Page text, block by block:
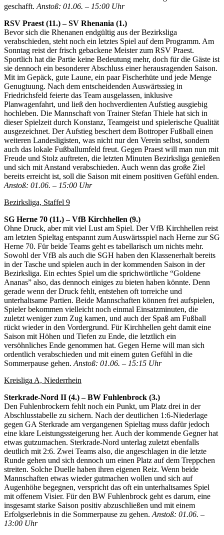
geschafft. Anstoß: 01.06. – 15:00 Uhr
RSV Praest (11.) – SV Rhenania (1.)
Bevor sich die Rhenanen endgültig aus der Bezirksliga
verabschieden, steht noch ein letztes Spiel auf dem Programm. Am
Sonntag reist der frisch gebackene Meister zum RSV Praest.
Sportlich hat die Partie keine Bedeutung mehr, doch für die Gäste ist
sie dennoch ein besonderer Abschluss einer herausragenden Saison.
Mit im Gepäck, gute Laune, ein paar Fischerhüte und jede Menge
Genugtuung. Nach dem entscheidenden Auswärtssieg in
Friedrichsfeld feierte das Team ausgelassen, inklusive
Planwagenfahrt, und ließ den hochverdienten Aufstieg ausgiebig
hochleben. Die Mannschaft von Trainer Stefan Thiele hat sich in
dieser Spielzeit durch Konstanz, Teamgeist und spielerische Qualität
ausgezeichnet. Der Aufstieg beschert dem Bottroper Fußball einen
weiteren Landesligisten, was nicht nur den Verein selbst, sondern
auch das lokale Fußballumfeld freut. Gegen Praest will man nun mit
Freude und Stolz auftreten, die letzten Minuten Bezirksliga genießen
und sich mit Anstand verabschieden. Auch wenn das große Ziel
bereits erreicht ist, soll die Saison mit einem positiven Gefühl enden.
Anstoß: 01.06. – 15:00 Uhr
Bezirksliga, Staffel 9
SG Herne 70 (11.) – VfB Kirchhellen (9.)
Ohne Druck, aber mit viel Lust am Spiel. Der VfB Kirchhellen reist
am letzten Spieltag entspannt zum Auswärtsspiel nach Herne zur SG
Herne 70. Für beide Teams geht es tabellarisch um nichts mehr.
Sowohl der VfB als auch die SGH haben den Klassenerhalt bereits
in der Tasche und spielen auch in der kommenden Saison in der
Bezirksliga. Ein echtes Spiel um die sprichwörtliche “Goldene
Ananas” also, das dennoch einiges zu bieten haben könnte. Denn
gerade wenn der Druck fehlt, entstehen oft torreiche und
unterhaltsame Partien. Beide Mannschaften können frei aufspielen,
Spieler bekommen vielleicht noch einmal Einsatzminuten, die
zuletzt weniger zum Zug kamen, und auch der Spaß am Fußball
rückt wieder in den Vordergrund. Für Kirchhellen geht damit eine
Saison mit Höhen und Tiefen zu Ende, die letztlich ein
versöhnliches Ende genommen hat. Gegen Herne will man sich
ordentlich verabschieden und mit einem guten Gefühl in die
Sommerpause gehen. Anstoß: 01.06. – 15:15 Uhr
Kreisliga A, Niederrhein
Sterkrade-Nord II (4.) – BW Fuhlenbrock (3.)
Den Fuhlenbrockern fehlt noch ein Punkt, um Platz drei in der
Abschlusstabelle zu sichern. Nach der deutlichen 1:6-Niederlage
gegen GA Sterkrade am vergangenen Spieltag muss dafür jedoch
eine klare Leistungssteigerung her. Auch der kommende Gegner hat
etwas gutzumachen. Sterkrade-Nord unterlag zuletzt ebenfalls
deutlich mit 2:6. Zwei Teams also, die angeschlagen in die letzte
Runde gehen und sich dennoch um einen Platz auf dem Treppchen
streiten. Solche Duelle haben ihren eigenen Reiz. Wenn beide
Mannschaften etwas wieder gutmachen wollen und sich auf
Augenhöhe begegnen, verspricht das oft ein unterhaltsames Spiel
mit offenem Visier. Für den BW Fuhlenbrock geht es darum, eine
insgesamt starke Saison positiv abzuschließen und mit einem
Erfolgserlebnis in die Sommerpause zu gehen. Anstoß: 01.06. –
13:00 Uhr